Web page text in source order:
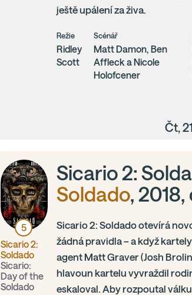
ještě upálení za živa.
Režie
Ridley
Scott
Scénář
Matt Damon, Ben
Affleck a Nicole
Holofcener
Čt,
5
Sicario 2:
Soldado
Sicario:
Day of the
Soldado
Sicario 2:
Soldado,
Sicario 2: Soldado otevírá
žádná pravidla – a když
agent Matt Graver (Josh
hlavoun kartelu vyvraždil
eskaloval. Aby rozpoutal